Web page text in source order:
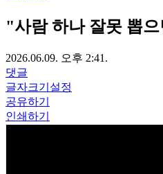
"사람 하나 잘못 뽑
2026.06.09. 오후 2:41.
댓글
글자크기설정
공유하기
인쇄하기